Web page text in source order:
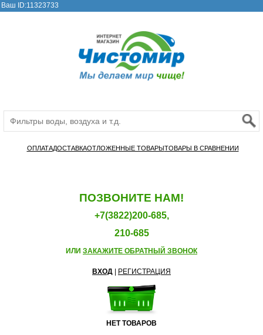
Ваш ID:11323733
ОПЛАТАДОСТАВКАОТЛОЖЕННЫЕ ТОВАРЫТОВАРЫ В СРАВНЕНИИ
ПОЗВОНИТЕ НАМ!
+7(3822)200-685,
210-685
ИЛИ ЗАКАЖИТЕ ОБРАТНЫЙ ЗВОНОК
ВХОД РЕГИСТРАЦИЯ
НЕТ ТОВАРОВ